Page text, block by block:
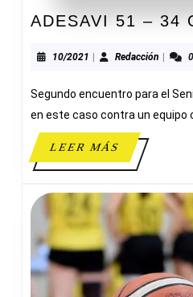
ADESAVI 51 – 34
10/2021 10/2021Redacción
Segundo encuentro para el
en este caso contra un equipo
LEER MÁSLEER
MÁS